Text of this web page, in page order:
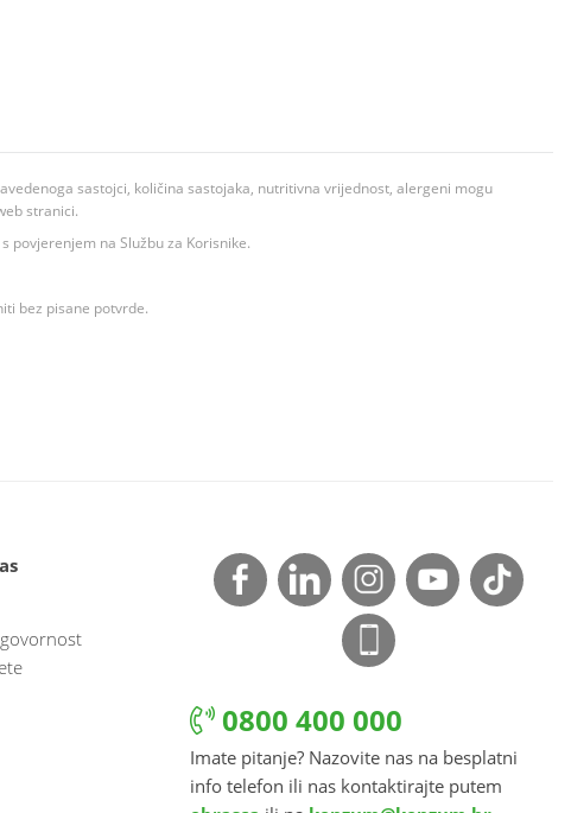
sastojci, količina sastojaka, nutritivna vrijednost, alergeni mogu
stranici.
povjerenjem na Službu za Korisnike.
bez pisane potvrde.
0800 400 000
Imate pitanje? Nazovite nas na besplatni
info telefon ili nas kontaktirajte putem